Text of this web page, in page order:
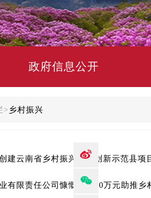
政府信息公开
> 乡村振兴
建云南省乡村振兴科技创新示范县项
有限责任公司慷慨捐资10万元助推乡